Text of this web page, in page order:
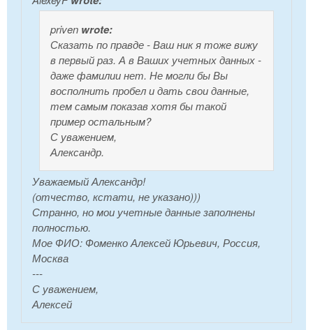
priven wrote:
Сказать по правде - Ваш ник я тоже вижу
в первый раз. А в Ваших учетных данных -
даже фамилии нет. Не могли бы Вы
восполнить пробел и дать свои данные,
тем самым показав хотя бы такой
пример остальным?
С уважением,
Александр.
Уважаемый Александр!
(отчество, кстати, не указано)))
Странно, но мои учетные данные заполнены
полностью.
Мое ФИО: Фоменко Алексей Юрьевич, Россия,
Москва
---
С уважением,
Алексей